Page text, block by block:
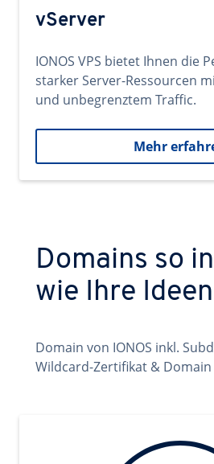
vServer
IONOS VPS bietet Ihnen die
starker Server-Ressourcen
und unbegrenztem Traffic.
Mehr
Domains so
wie Ihre
Domain von IONOS inkl.
Wildcard-Zertifikat & Domain